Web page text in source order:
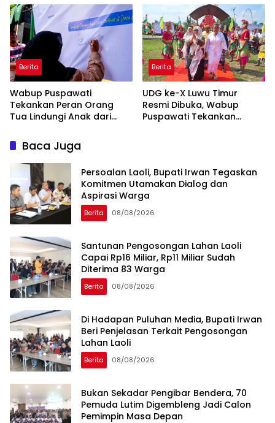
Berita
Wabup Puspawati
Tekankan Peran Orang
Tua Lindungi Anak dari
Gawai
Berita
UDG ke-X Luwu Timur
Resmi Dibuka, Wabup
Puspawati Tekankan
Baca Juga
Persoalan Laoli, Bupati Irwan Tegaskan
Komitmen Utamakan Dialog dan
Aspirasi Warga
Berita 08/08/2026
Santunan Pengosongan Lahan Laoli
Capai Rp16 Miliar, Rp11 Miliar Sudah
Diterima 83 Warga
Berita 08/08/2026
Di Hadapan Puluhan Media, Bupati Irwan
Beri Penjelasan Terkait Pengosongan
Lahan Laoli
Berita 08/08/2026
‎Bukan Sekadar Pengibar Bendera, 70
Pemuda Lutim Digembleng Jadi Calon
Pemimpin Masa Depan